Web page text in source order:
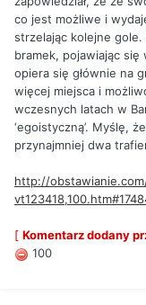
co jest możliwe i
strzelając kolejne gole.
bramek, pojawiając się
opiera się głównie na
więcej miejsca i
wczesnych latach w
‘egoistyczną’. Myślę,
przynajmniej dwa
http://
[ Komentarz dodany
100